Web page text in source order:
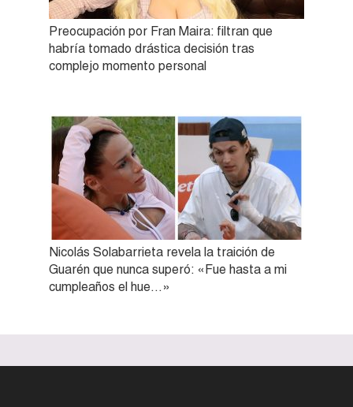
Preocupación por Fran Maira: filtran que
habría tomado drástica decisión tras
complejo momento personal
Nicolás Solabarrieta revela la traición de
Guarén que nunca superó: «Fue hasta a mi
cumpleaños el hue…»